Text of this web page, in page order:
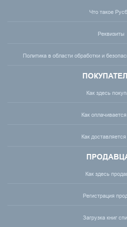
Что такое
Реквизиты
Политика в области обработки и
Как здесь
Как оплачивается
Как доставляется
Как здесь
Регистрация
Загрузка книг